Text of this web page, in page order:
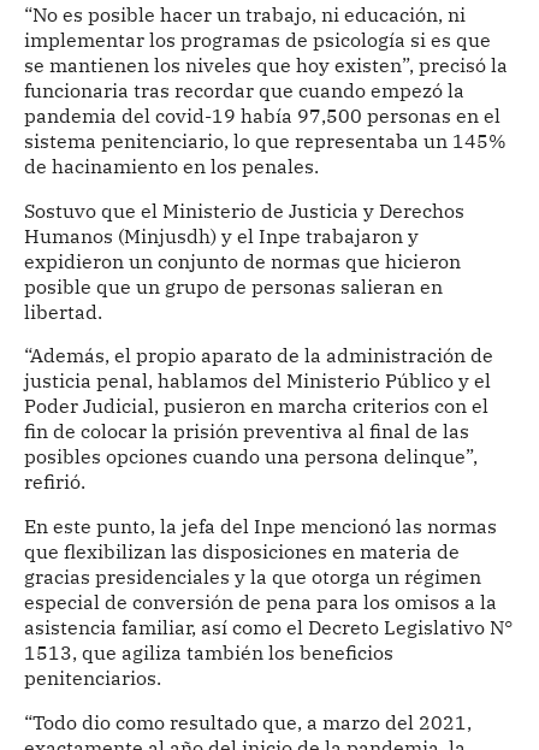
“No es posible hacer un trabajo, ni educación, ni
implementar los programas de psicología si es que
se mantienen los niveles que hoy existen”, precisó la
funcionaria tras recordar que cuando empezó la
pandemia del covid-19 había 97,500 personas en el
sistema penitenciario, lo que representaba un 145%
de hacinamiento en los penales.
Sostuvo que el Ministerio de Justicia y Derechos
Humanos (Minjusdh) y el Inpe trabajaron y
expidieron un conjunto de normas que hicieron
posible que un grupo de personas salieran en
libertad.
“Además, el propio aparato de la administración de
justicia penal, hablamos del Ministerio Público y el
Poder Judicial, pusieron en marcha criterios con el
fin de colocar la prisión preventiva al final de las
posibles opciones cuando una persona delinque”,
refirió.
En este punto, la jefa del Inpe mencionó las normas
que flexibilizan las disposiciones en materia de
gracias presidenciales y la que otorga un régimen
especial de conversión de pena para los omisos a la
asistencia familiar, así como el Decreto Legislativo N°
1513, que agiliza también los beneficios
penitenciarios.
“Todo dio como resultado que, a marzo del 2021,